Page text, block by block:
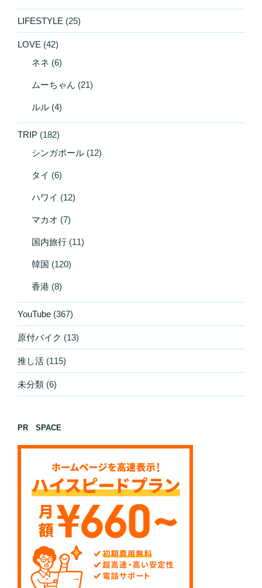
LIFESTYLE (25)
LOVE (42)
ネネ (6)
ムーちゃん (21)
ルル (4)
TRIP (182)
シンガポール (12)
タイ (6)
ハワイ (12)
マカオ (7)
国内旅行 (11)
韓国 (120)
香港 (8)
YouTube (367)
原付バイク (13)
推し活 (115)
未分類 (6)
PR SPACE